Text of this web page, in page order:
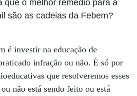
que o melhor remédio para a
são as cadeias da Febem?
é investir na educação de
infração ou não. É só por
que resolveremos esses
não está sendo feito ou está